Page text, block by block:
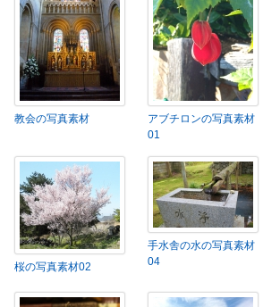
教会の写真素材
アブチロンの写真素材
01
桜の写真素材02
手水舎の水の写真素材
04